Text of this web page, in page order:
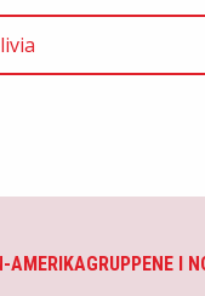
AMERIKAGRUPPENE I